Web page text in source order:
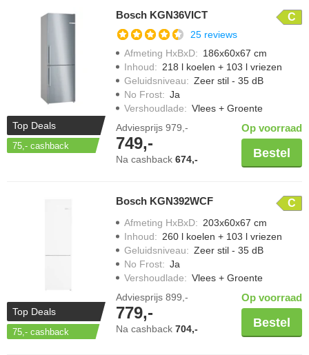
Top Deals
75,- cashback
Bosch KGN36VICT C
25 reviews
Afmeting HxBxD: 186x60x67 cm
Inhoud: 218 l koelen + 103 l vriezen
Geluidsniveau: Zeer stil - 35 dB
No Frost: Ja
Vershoudlade: Vlees + Groente
Adviesprijs 979,-
749,-
Na cashback 674,-
Op voorraad
Bestel
Top Deals
75,- cashback
Bosch KGN392WCF C
Afmeting HxBxD: 203x60x67 cm
Inhoud: 260 l koelen + 103 l vriezen
Geluidsniveau: Zeer stil - 35 dB
No Frost: Ja
Vershoudlade: Vlees + Groente
Adviesprijs 899,-
779,-
Na cashback 704,-
Op voorraad
Bestel